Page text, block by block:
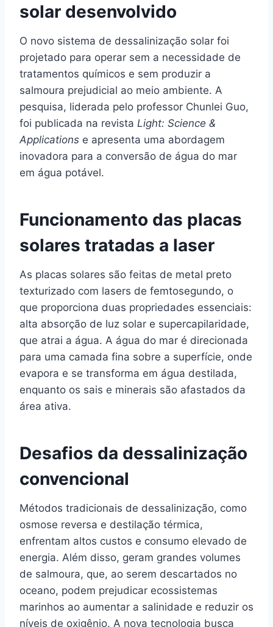
solar desenvolvido
O novo sistema de dessalinização solar foi
projetado para operar sem a necessidade de
tratamentos químicos e sem produzir a
salmoura prejudicial ao meio ambiente. A
pesquisa, liderada pelo professor Chunlei Guo,
foi publicada na revista Light: Science &
Applications e apresenta uma abordagem
inovadora para a conversão de água do mar
em água potável.
Funcionamento das placas
solares tratadas a laser
As placas solares são feitas de metal preto
texturizado com lasers de femtosegundo, o
que proporciona duas propriedades essenciais:
alta absorção de luz solar e supercapilaridade,
que atrai a água. A água do mar é direcionada
para uma camada fina sobre a superfície, onde
evapora e se transforma em água destilada,
enquanto os sais e minerais são afastados da
área ativa.
Desafios da dessalinização
convencional
Métodos tradicionais de dessalinização, como
osmose reversa e destilação térmica,
enfrentam altos custos e consumo elevado de
energia. Além disso, geram grandes volumes
de salmoura, que, ao serem descartados no
oceano, podem prejudicar ecossistemas
marinhos ao aumentar a salinidade e reduzir os
níveis de oxigênio. A nova tecnologia busca